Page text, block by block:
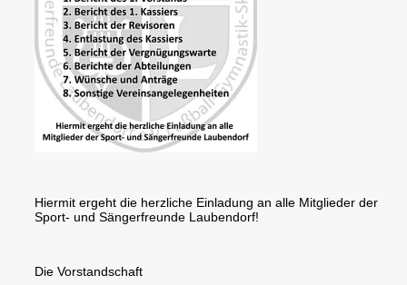
Hiermit ergeht die herzliche Einladung an alle Mitglieder der
Sport- und Sängerfreunde Laubendorf!
Die Vorstandschaft